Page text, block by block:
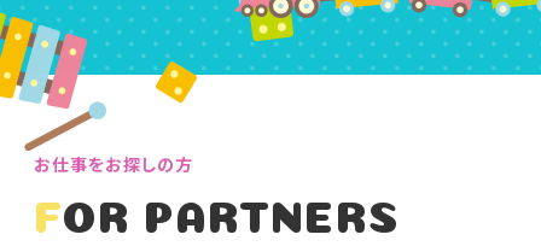
お仕事をお探しの方
FOR PARTNERS